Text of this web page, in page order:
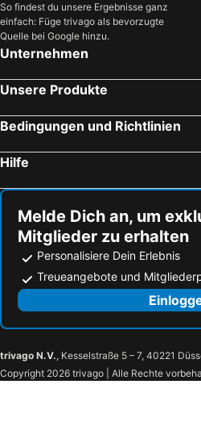
So findest du unsere Ergebnisse ganz
einfach: Füge trivago als bevorzugte
Quelle bei Google hinzu.
Unternehmen
Unsere Produkte
Bedingungen und Richtlinien
Hilfe
Melde Dich an, um
Mitglieder zu erhalten
Personalisiere Dein Erlebnis
Treueangebote und
trivago N.V., Kesselstraße 5 – 7, 40221
Copyright 2026 trivago | Alle Rechte